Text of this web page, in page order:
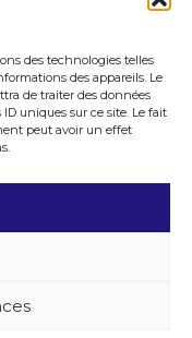
des technologies telles
des appareils. Le
de traiter des données
uniques sur ce site. Le fait
peut avoir un effet